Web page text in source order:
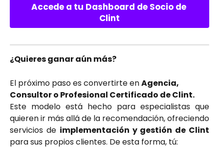
Accede a tu Dashboard de Socio de
Clint
¿Quieres ganar aún más?
El próximo paso es convertirte en Agencia,
Consultor o Profesional Certificado de Clint.
Este modelo está hecho para especialistas que
quieren ir más allá de la recomendación, ofreciendo
servicios de implementación y gestión de Clint
para sus propios clientes. De esta forma, tú: